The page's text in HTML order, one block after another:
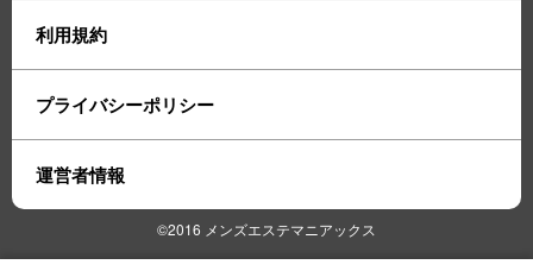
利用規約
プライバシーポリシー
運営者情報
©2016 メンズエステマニアックス